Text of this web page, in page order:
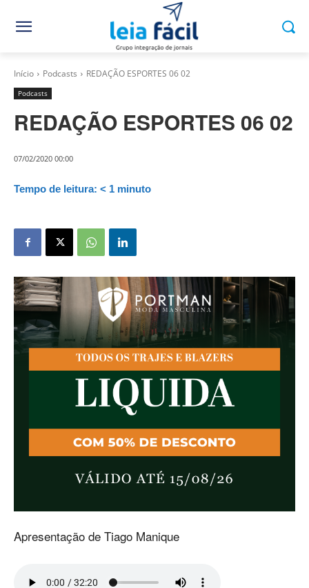
Início Podcasts REDAÇÃO ESPORTES 06 02
Podcasts
REDAÇÃO ESPORTES 06 02
07/02/2020 00:00
Tempo de leitura: < 1 minuto
Apresentação de Tiago Manique